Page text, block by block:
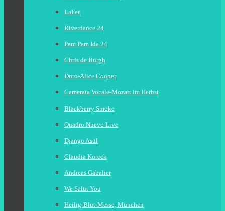
LaFee
Riverdance 24
Pam Pam Ida 24
Chris de Burgh
Doro-Alice Cooper
Camerata Vocale-Mozart im Herbst
Blackberry Smoke
Quadro Nuevo Live
Django Asül
Claudia Koreck
Andreas Gabalier
We Salut You
Heilig-Blut-Messe, München